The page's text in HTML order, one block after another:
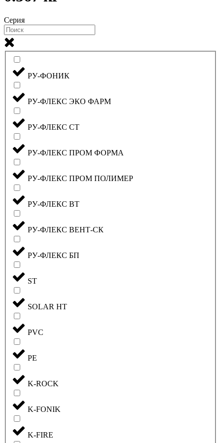
Серия
РУ-ФОНИК
РУ-ФЛЕКС ЭКО ФАРМ
РУ-ФЛЕКС СТ
РУ-ФЛЕКС ПРОМ ФОРМА
РУ-ФЛЕКС ПРОМ ПОЛИМЕР
РУ-ФЛЕКС ВТ
РУ-ФЛЕКС ВЕНТ-СК
РУ-ФЛЕКС БП
ST
SOLAR HT
PVC
PE
K-ROCK
K-FONIK
K-FIRE